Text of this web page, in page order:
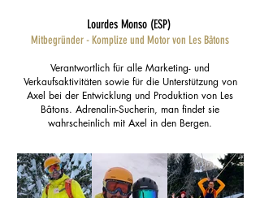
Lourdes Monso (ESP)
Mitbegründer - Komplize und Motor von Les Bâtons
Verantwortlich für alle Marketing- und
Verkaufsaktivitäten sowie für die Unterstützung von
Axel bei der Entwicklung und Produktion von Les
Bâtons. Adrenalin-Sucherin, man findet sie
wahrscheinlich mit Axel in den Bergen.